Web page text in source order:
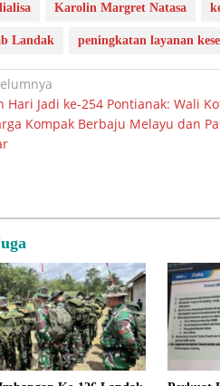
Karolin Margret Natasa
Landak peningkatan layanan
Hari Jadi ke-254 Pontianak: Wali
Kompak Berbaju Melayu dan